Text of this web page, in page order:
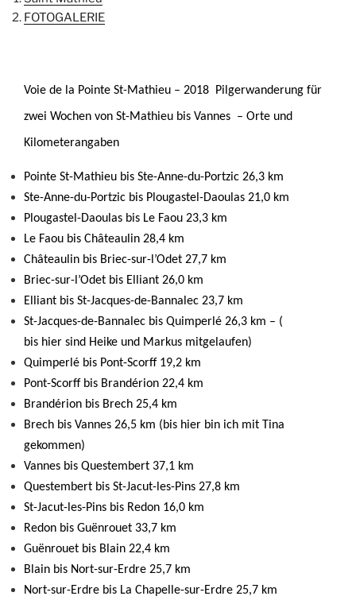
FOTOGALERIE
Voie de la Pointe St-Mathieu – 2018 Pilgerwanderung für
zwei Wochen von St-Mathieu bis Vannes – Orte und
Kilometerangaben
Pointe St-Mathieu bis Ste-Anne-du-Portzic 26,3 km
Ste-Anne-du-Portzic bis Plougastel-Daoulas 21,0 km
Plougastel-Daoulas bis Le Faou 23,3 km
Le Faou bis Châteaulin 28,4 km
Châteaulin bis Briec-sur-l’Odet 27,7 km
Briec-sur-l’Odet bis Elliant 26,0 km
Elliant bis St-Jacques-de-Bannalec 23,7 km
St-Jacques-de-Bannalec bis Quimperlé 26,3 km – (
bis hier sind Heike und Markus mitgelaufen)
Quimperlé bis Pont-Scorff 19,2 km
Pont-Scorff bis Brandérion 22,4 km
Brandérion bis Brech 25,4 km
Brech bis Vannes 26,5 km (bis hier bin ich mit Tina
gekommen)
Vannes bis Questembert 37,1 km
Questembert bis St-Jacut-les-Pins 27,8 km
St-Jacut-les-Pins bis Redon 16,0 km
Redon bis Guënrouet 33,7 km
Guënrouet bis Blain 22,4 km
Blain bis Nort-sur-Erdre 25,7 km
Nort-sur-Erdre bis La Chapelle-sur-Erdre 25,7 km